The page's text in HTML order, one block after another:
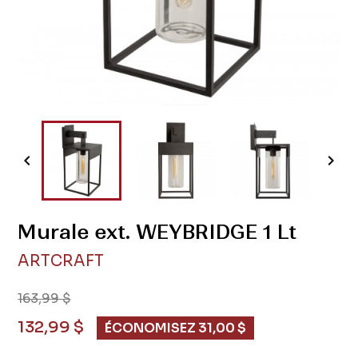
 
Murale ext. WEYBRIDGE 1 Lt
ARTCRAFT
163,99 $
132,99 $
ÉCONOMISEZ 31,00 $